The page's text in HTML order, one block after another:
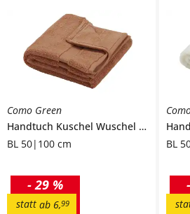
Como Green
Handtuch Kuschel Wuschel Neu
BL 50|100 cm
ab 6,99
statt
- 29 %
BL
-